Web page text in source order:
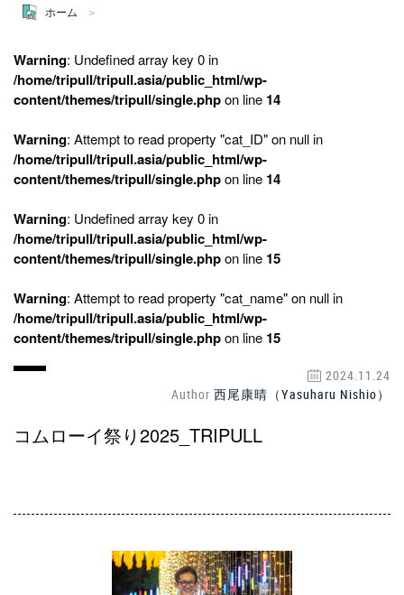
ホーム
Warning: Undefined array key 0 in
/home/tripull/tripull.asia/public_html/wp-
content/themes/tripull/single.phpon line 14
Warning: Attempt to read property "cat_ID" on null in
/home/tripull/tripull.asia/public_html/wp-
content/themes/tripull/single.phpon line 14
Warning: Undefined array key 0 in
/home/tripull/tripull.asia/public_html/wp-
content/themes/tripull/single.phpon line 15
Warning: Attempt to read property "cat_name" on null in
/home/tripull/tripull.asia/public_html/wp-
content/themes/tripull/single.phpon line 15
2024.11.24
Author 西尾康晴（Yasuharu Nishio）
コムローイ祭り2025_TRIPULL